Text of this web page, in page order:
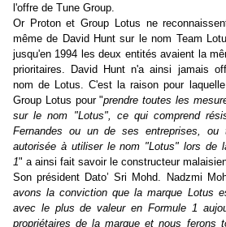
l'offre de Tune Group.
Or Proton et Group Lotus ne
même de David Hunt sur le nom Team
jusqu'en 1994 les deux entités avaient la
prioritaires. David Hunt n'a ainsi jamais
nom de Lotus. C'est la raison pour
Group Lotus pour "prendre toutes les
sur le nom "Lotus", ce qui comprend
Fernandes ou un de ses entreprises, ou
autorisée à utiliser le nom "Lotus" lors de
1" a ainsi fait savoir le constructeur
Son président Dato’ Sri Mohd. Nadzmi
avons la conviction que la marque Lotus
avec le plus de valeur en Formule 1
propriétaires de la marque et nous ferons